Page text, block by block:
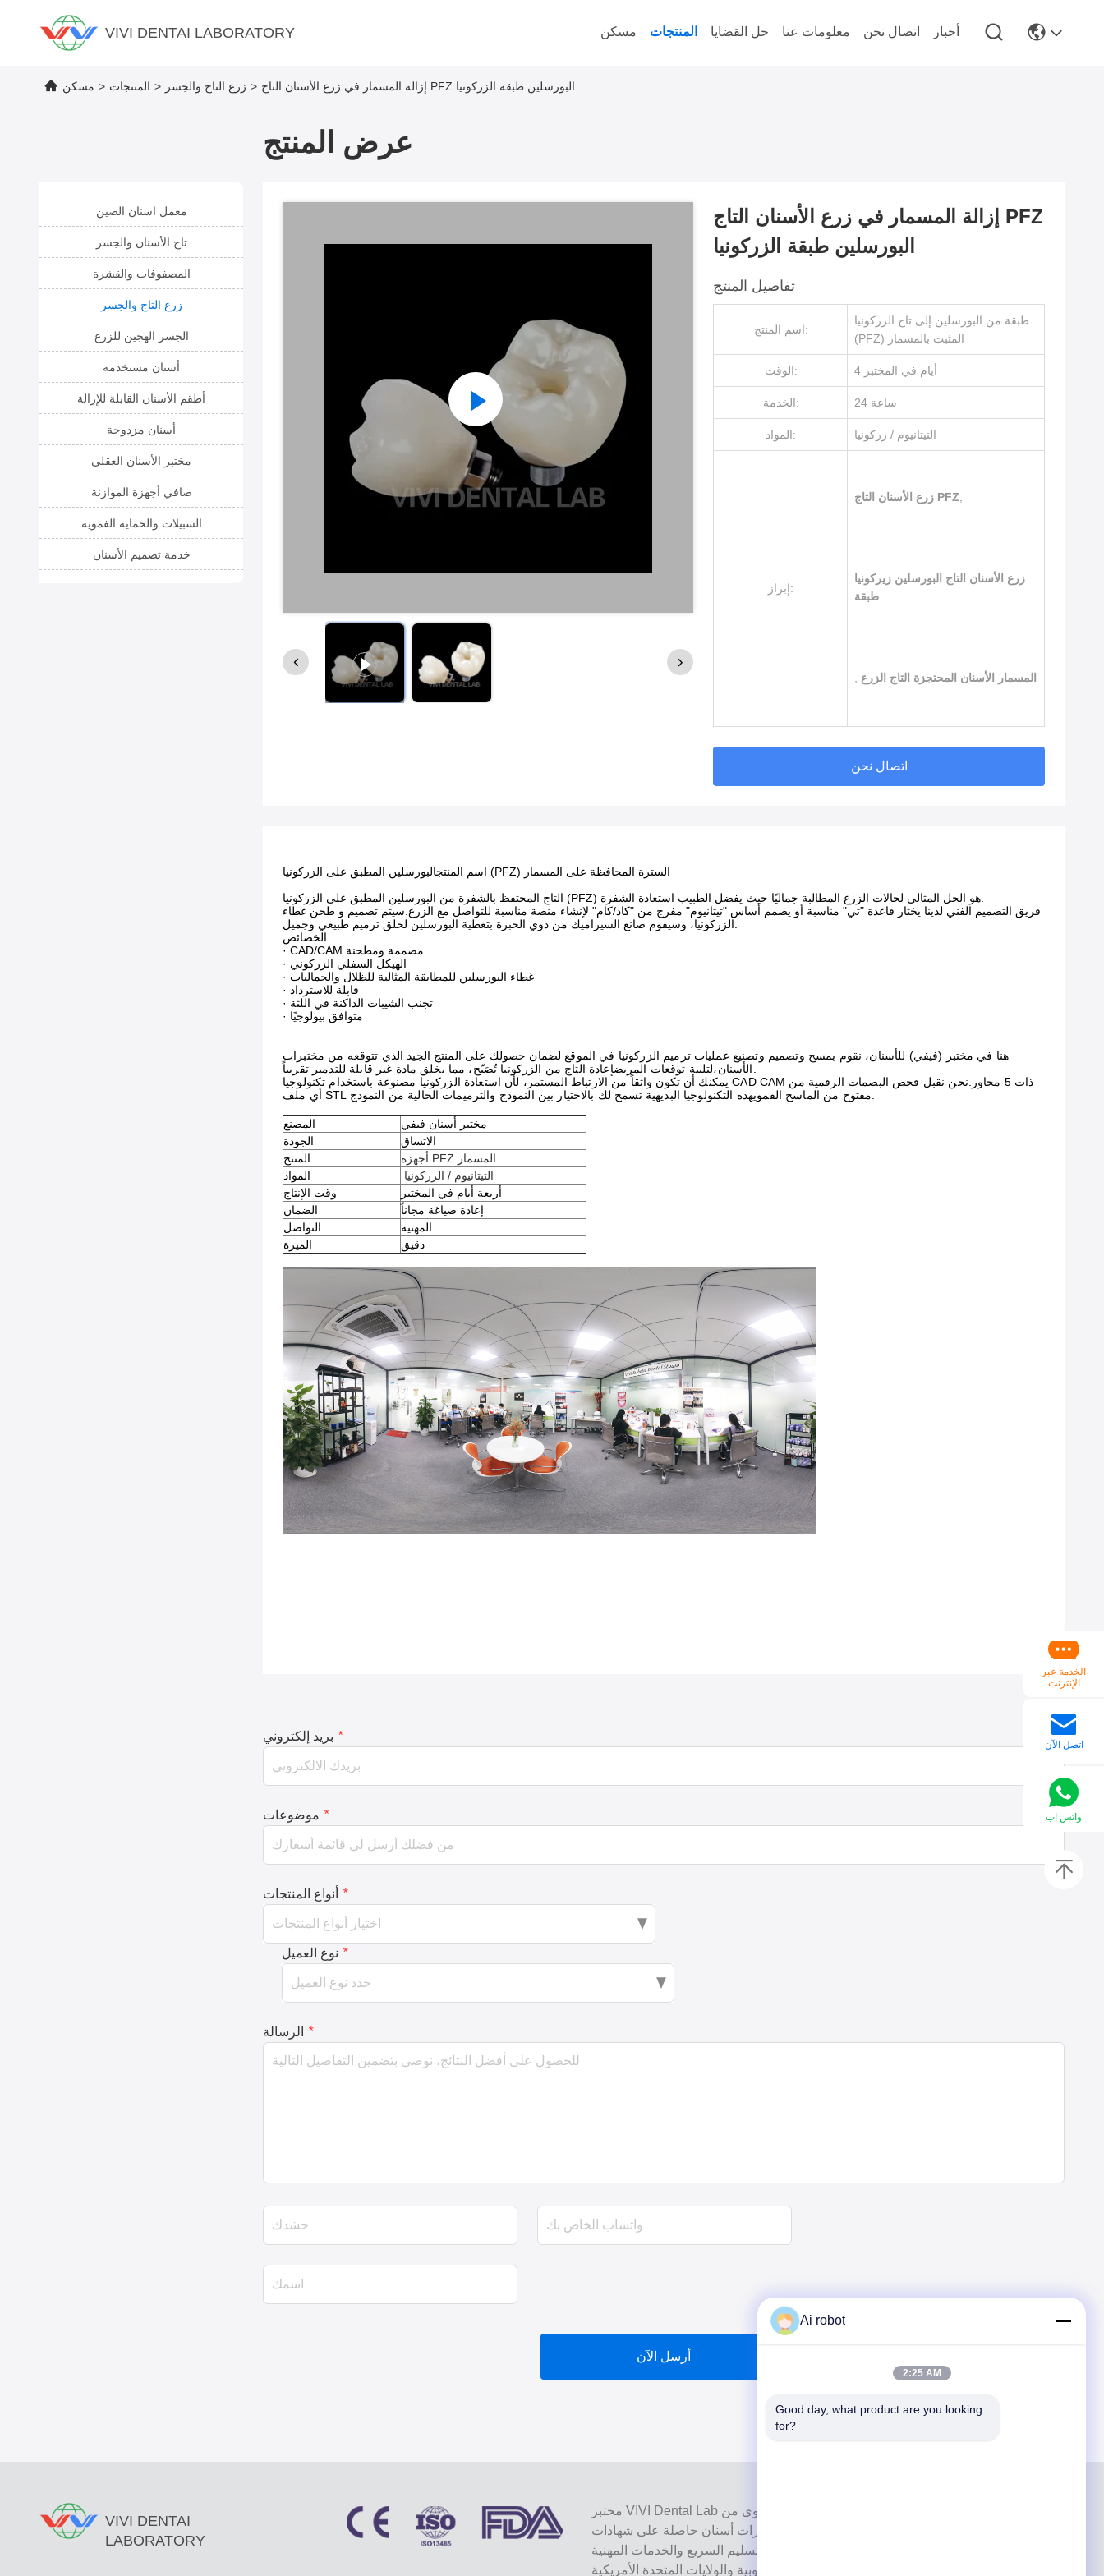
VIVI DENTAI LABORATORY مسكن المنتجات حل القضايا معلومات عنا اتصال نحن أخبار
مسكن > المنتجات > زرع التاج والجسر > إزالة المسمار في زرع الأسنان التاج PFZ البورسلين طبقة الزركونيا
عرض المنتج
معمل اسنان الصين
تاج الأسنان والجسر
المصفوفات والقشرة
زرع التاج والجسر
الجسر الهجين للزرع
أسنان مستخدمة
أطقم الأسنان القابلة للإزالة
أسنان مزدوجة
مختبر الأسنان العقلي
صافي أجهزة الموازنة
السبيلات والحماية الفموية
خدمة تصميم الأسنان
إزالة المسمار في زرع الأسنان التاج PFZ
البورسلين طبقة الزركونيا
تفاصيل المنتج
اسم المنتج:
طبقة من البورسلين إلى تاج الزركونيا
(PFZ) المثبت بالمسمار
الوقت: 4 أيام في المختبر
الخدمة: 24 ساعة
المواد: التيتانيوم / زركونيا
إبراز:
زرع الأسنان التاج PFZ
زرع الأسنان التاج البورسلين زيركونيا
طبقة
المسمار الأسنان المحتجزة التاج الزرع
اتصال نحن
اسم المنتج
البورسلين المطبق على الزركونيا (PFZ) السترة المحافظة على المسمار
فريق التصميم الفني لدينا يختار قاعدة "تي" مناسبة أو يصمم أساس "تيتانيوم" مفرج من "كاد/كام" لإنشاء منصة مناسبة للتواصل مع الزرع.سيتم تصميم و طحن غطاء
الخصائص
· CAD/CAM مصممة ومطحنة
· الهيكل السفلي الزركوني
· غطاء البورسلين للمطابقة المثالية للظلال والجماليات
· قابلة للاسترداد
· تجنب الشيبات الداكنة في اللثة
· متوافق بيولوجيًا
هنا في مختبر (فيفي) للأسنان، نقوم بمسح وتصميم وتصنيع عمليات ترميم الزركونيا في الموقع لضمان حصولك على المنتج الجيد الذي تتوقعه من مختبرات
يمكنك أن تكون واثقاً من الارتباط المستمر، لأن استعادة الزركونيا مصنوعة باستخدام تكنولوجيا CAD CAM ذات 5 محاور.نحن نقبل فحص البصمات الرقمية من
المصنع
مختبر أسنان فيفي
الجودة
الاتساق
المنتج
أجهزة PFZ المسمار
المواد
التيتانيوم / الزركونيا
وقت الإنتاج
أربعة أيام في المختبر
الضمان
إعادة صياغة مجاناً
التواصل
المهنية
الميزة
دقيق
بريد إلكتروني *
موضوعات *
أنواع المنتجات *
نوع العميل *
الرسالة *
أرسل الآن
VIVI DENTAI
LABORATORY
مختبر VIVI Dental Lab هو مختبر كامل الخدمات عالي المستوى من Shenzhen ، الصين.
إنها واحدة من القمة مختبرات أسنان حاصلة على شهادات CE و ISO و FDA ومجهزة
بأحدث الأجهزة. إنه لقد فاز الالتزام بالجودة العالية ووقت التسليم السريع والخدمات المهنية
الخدمة عبر
الإنترنت
اتصل الآن
واتس اب
Ai robot
2:25 AM
Good day, what product are you looking
for?